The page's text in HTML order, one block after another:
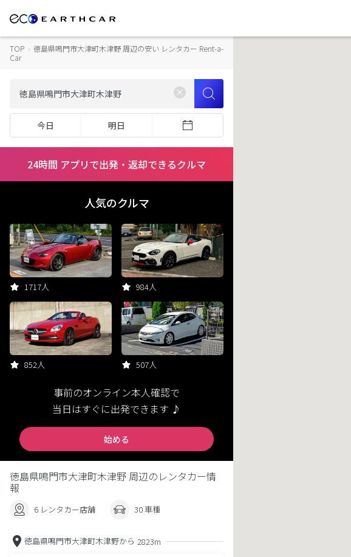
TOP › 徳島県鳴門市大津町木津野 周辺の安い レンタカー Rent-a-
Car
今日 明日
24時間 アプリで出発・返却できるクルマ
人気のクルマ
1717人 984人
852人 507人
事前のオンライン本人確認で
当日はすぐに出発できます ♪
始める
徳島県鳴門市大津町木津野 周辺のレンタカー情
報
6 レンタカー店舗 30 車種
徳島県鳴門市大津町木津野から 2823m